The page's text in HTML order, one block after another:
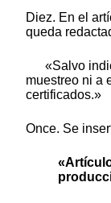
Diez. En el
queda
«Salvo
muestreo ni a
certificados.»
Once. Se